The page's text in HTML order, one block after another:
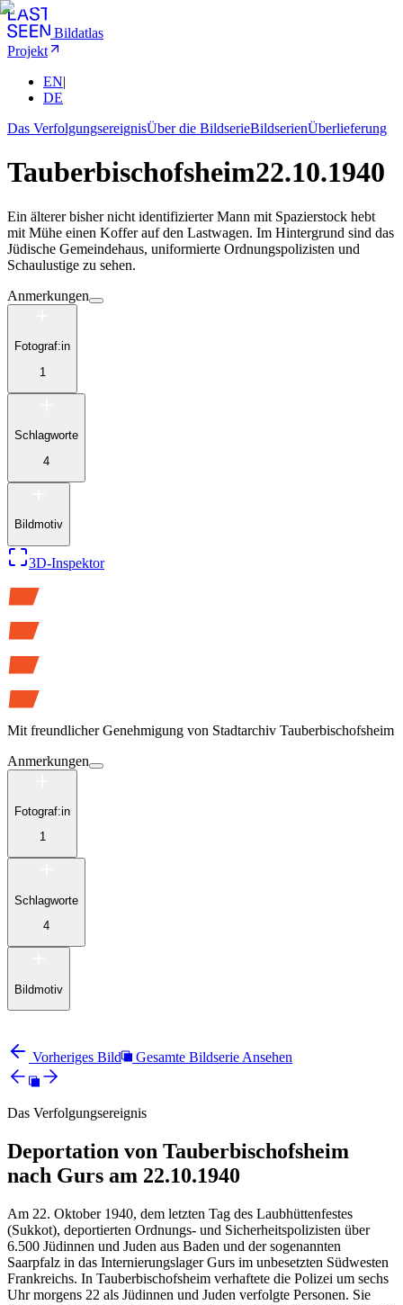
Bildatlas
Projekt
EN|
DE
Das VerfolgungsereignisÜber die BildserieBildserienÜberlieferung
Tauberbischofsheim22.10.1940
Ein älterer bisher nicht identifizierter Mann mit Spazierstock hebt
mit Mühe einen Koffer auf den Lastwagen. Im Hintergrund sind das
Jüdische Gemeindehaus, uniformierte Ordnungspolizisten und
Schaulustige zu sehen.
Anmerkungen
Fotograf:in
1
Schlagworte
4
Bildmotiv
3D-Inspektor
Mit freundlicher Genehmigung von Stadtarchiv Tauberbischofsheim
Anmerkungen
Fotograf:in
1
Schlagworte
4
Bildmotiv
Vorheriges Bild Gesamte Bildserie Ansehen
Das Verfolgungsereignis
Deportation von Tauberbischofsheim
nach Gurs am 22.10.1940
Am 22. Oktober 1940, dem letzten Tag des Laubhüttenfestes
(Sukkot), deportierten Ordnungs- und Sicherheitspolizisten über
6.500 Jüdinnen und Juden aus Baden und der sogenannten
Saarpfalz in das Internierungslager Gurs im unbesetzten Südwesten
Frankreichs. In Tauberbischofsheim verhaftete die Polizei um sechs
Uhr morgens 22 als Jüdinnen und Juden verfolgte Personen. Sie